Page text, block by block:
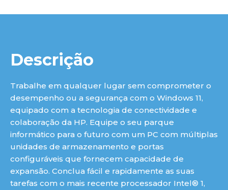
Descrição
Trabalhe em qualquer lugar sem comprometer o
desempenho ou a segurança com o Windows 11,
equipado com a tecnologia de conectividade e
colaboração da HP. Equipe o seu parque
informático para o futuro com um PC com múltiplas
unidades de armazenamento e portas
configuráveis que fornecem capacidade de
expansão. Conclua fácil e rapidamente as suas
tarefas com o mais recente processador Intel® 1,